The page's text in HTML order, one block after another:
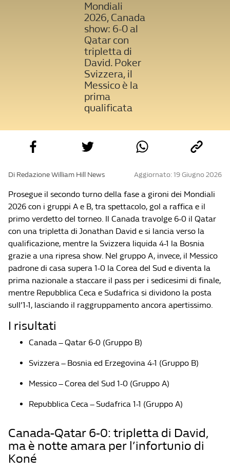
Mondiali
2026, Canada
show: 6-0 al
Qatar con
tripletta di
David. Poker
Svizzera, il
Messico è la
prima
qualificata
Di Redazione William Hill News Aggiornato: 19 Giugno 2026
Prosegue il secondo turno della fase a gironi dei Mondiali
2026 con i gruppi A e B, tra spettacolo, gol a raffica e il
primo verdetto del torneo. Il Canada travolge 6-0 il Qatar
con una tripletta di Jonathan David e si lancia verso la
qualificazione, mentre la Svizzera liquida 4-1 la Bosnia
grazie a una ripresa show. Nel gruppo A, invece, il Messico
padrone di casa supera 1-0 la Corea del Sud e diventa la
prima nazionale a staccare il pass per i sedicesimi di finale,
mentre Repubblica Ceca e Sudafrica si dividono la posta
sull’1-1, lasciando il raggruppamento ancora apertissimo.
I risultati
Canada – Qatar 6-0 (Gruppo B)
Svizzera – Bosnia ed Erzegovina 4-1 (Gruppo B)
Messico – Corea del Sud 1-0 (Gruppo A)
Repubblica Ceca – Sudafrica 1-1 (Gruppo A)
Canada-Qatar 6-0: tripletta di David,
ma è notte amara per l’infortunio di
Koné